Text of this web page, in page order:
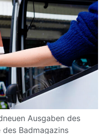
Ausgaben des
Badmagazins